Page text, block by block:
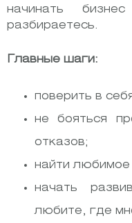
начинать
разбираетесь.
Главные шаги:
поверить в
не бояться
отказов;
найти любимое
начать
любите, где